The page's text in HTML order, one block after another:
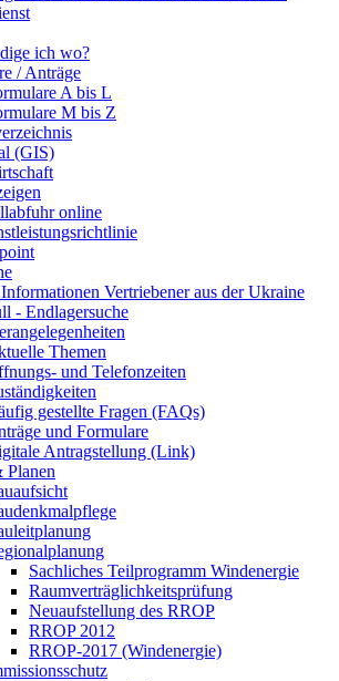
ich wo?
/ Anträge
A bis L
M bis Z
(GIS)
online
Vertriebener aus der Ukraine
- Endlagersuche
Themen
und Telefonzeiten
gestellte Fragen (FAQs)
und Formulare
Antragstellung (Link)
Planen
Sachliches Teilprogramm Windenergie
Raumverträglichkeitsprüfung
Neuaufstellung des RROP
RROP 2012
RROP-2017 (Windenergie)